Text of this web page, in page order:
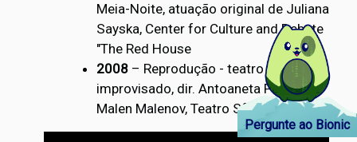
Meia-Noite, atuação original de Juliana
Sayska, Center for Culture and Debate
"The Red House
2008– Reprodução - teatro
improvisado, dir. Antoaneta Petrova e
Malen Malenov, Teatro Sfumato
Pergunte ao Bionic